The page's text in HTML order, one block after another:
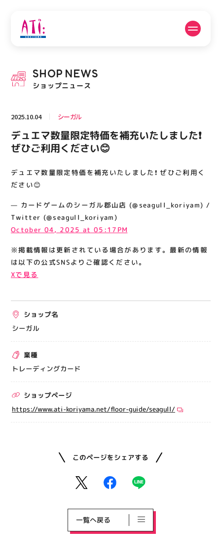
PICK UP NEWS
ピックアップニュース
フロアガイド 営業時間
ACCESS RECRUIT
関連情報
お知らせ
お問い合わせ
プライバシーポリシー
運営会社
出店をご検討の方へ
テナント出店募集
アティビジョンについて
SHOP NEWS
ショップニュース
2025.10.04 シーガル
デュエマ数量限定特価を補充いたしました❗️
ぜひご利用ください😊
デュエマ数量限定特価を補充いたしました❗️ ぜひご利用く
ださい😊
— カードゲームのシーガル郡山店 (@seagull_koriyam) /
Twitter (@seagull_koriyam)
October 04, 2025 at 05:17PM
※掲載情報は更新されている場合があります。最新の情報
は以下の公式SNSよりご確認ください。
Xで見る
ショップ名
シーガル
業種
トレーディングカード
ショップページ
https://www.ati-koriyama.net/floor-guide/seagull/
このページをシェアする
一覧へ戻る